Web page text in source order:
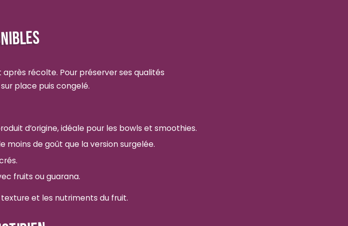
après récolte. Pour préserver ses qualités
place puis congelé.
d’origine, idéale pour les bowls et smoothies.
moins de goût que la version surgelée.
fruits ou guarana.
et les nutriments du fruit.